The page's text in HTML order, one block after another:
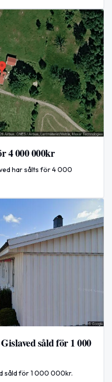
4 000 000kr
har sålts för 4 000
såld för 1 000
såld för 1 000 000kr.